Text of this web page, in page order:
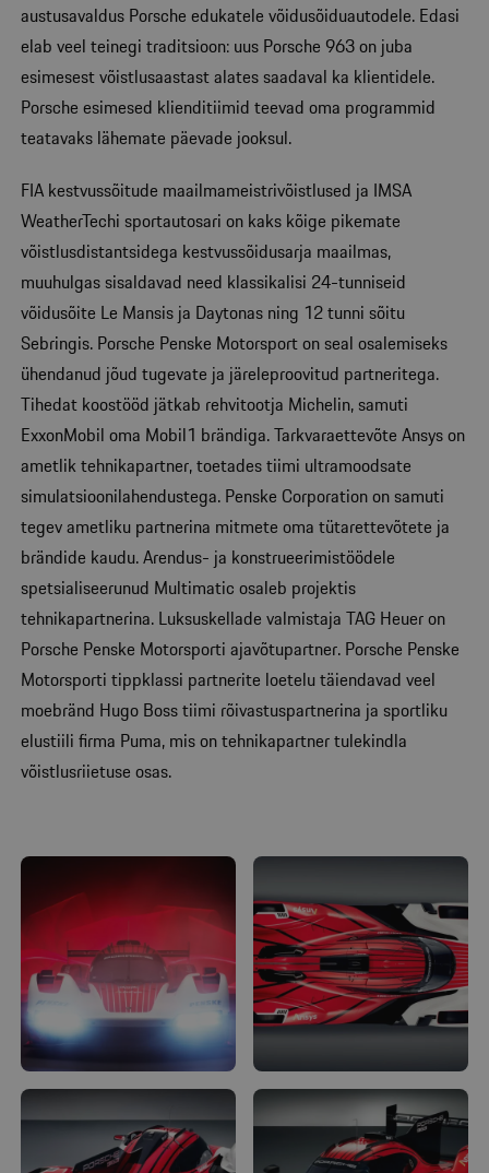
austusavaldus Porsche edukatele võidusõiduautodele. Edasi
elab veel teinegi traditsioon: uus Porsche 963 on juba
esimesest võistlusaastast alates saadaval ka klientidele.
Porsche esimesed klienditiimid teevad oma programmid
teatavaks lähemate päevade jooksul.
FIA kestvussõitude maailmameistrivõistlused ja IMSA
WeatherTechi sportautosari on kaks kõige pikemate
võistlusdistantsidega kestvussõidusarja maailmas,
muuhulgas sisaldavad need klassikalisi 24-tunniseid
võidusõite Le Mansis ja Daytonas ning 12 tunni sõitu
Sebringis. Porsche Penske Motorsport on seal osalemiseks
ühendanud jõud tugevate ja järeleproovitud partneritega.
Tihedat koostööd jätkab rehvitootja Michelin, samuti
ExxonMobil oma Mobil1 brändiga. Tarkvaraettevõte Ansys on
ametlik tehnikapartner, toetades tiimi ultramoodsate
simulatsioonilahendustega. Penske Corporation on samuti
tegev ametliku partnerina mitmete oma tütarettevõtete ja
brändide kaudu. Arendus- ja konstrueerimistöödele
spetsialiseerunud Multimatic osaleb projektis
tehnikapartnerina. Luksuskellade valmistaja TAG Heuer on
Porsche Penske Motorsporti ajavõtupartner. Porsche Penske
Motorsporti tippklassi partnerite loetelu täiendavad veel
moebränd Hugo Boss tiimi rõivastuspartnerina ja sportliku
elustiili firma Puma, mis on tehnikapartner tulekindla
võistlusriietuse osas.